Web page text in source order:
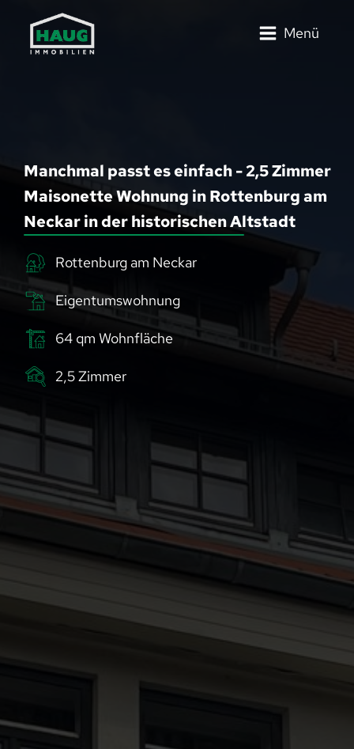
Menü
Manchmal passt es einfach - 2,5 Zimmer
Maisonette Wohnung in Rottenburg am
Neckar in der historischen Altstadt
Rottenburg am Neckar
Eigentumswohnung
64 qm Wohnfläche
2,5Zimmer